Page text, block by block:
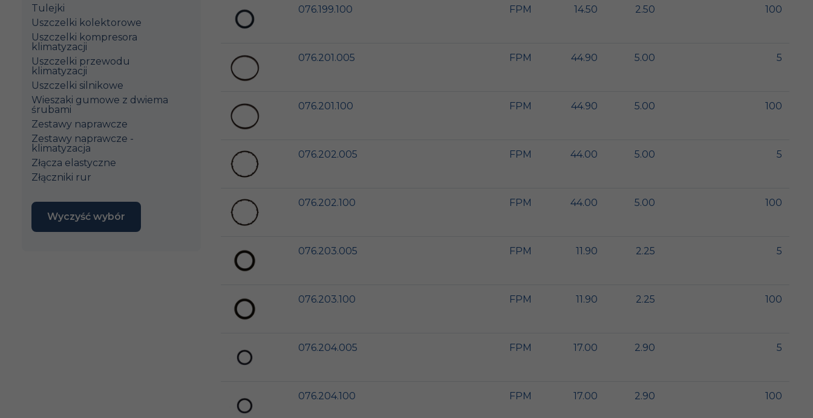
Tulejki
Uszczelki kolektorowe
Uszczelki kompresora
klimatyzacji
Uszczelki przewodu
klimatyzacji
Uszczelki silnikowe
Wieszaki gumowe z dwiema
śrubami
Zestawy naprawcze
Zestawy naprawcze -
klimatyzacja
Złącza elastyczne
Złączniki rur
Wyczyść wybór
076.199.100 FPM 14.50 2.50 100
076.201.005 FPM 44.90 5.00 5
076.201.100 FPM 44.90 5.00 100
076.202.005 FPM 44.00 5.00 5
076.202.100 FPM 44.00 5.00 100
076.203.005 FPM 11.90 2.25 5
076.203.100 FPM 11.90 2.25 100
076.204.005 FPM 17.00 2.90 5
076.204.100 FPM 17.00 2.90 100